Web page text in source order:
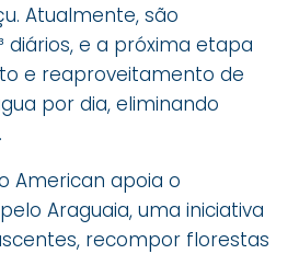
Atualmente, são
diários, e a próxima etapa
e reaproveitamento de
por dia, eliminando
American apoia o
Araguaia, uma iniciativa
recompor florestas